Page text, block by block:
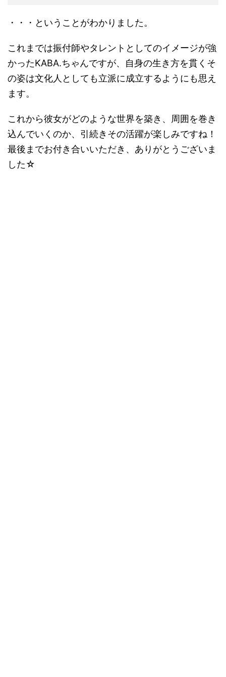
・・・ということがわかりました。
これまでは振付師やタレントとしてのイメージが強
かったKABA.ちゃんですが、自身の生き方を貫くそ
の姿は文化人としても立派に成立するようにも思え
ます。
これから彼女がどのような世界を築き、周囲を巻き
込んでいくのか、引続きその活躍が楽しみですね！
最後までお付き合いいただき、ありがとうございま
した☆